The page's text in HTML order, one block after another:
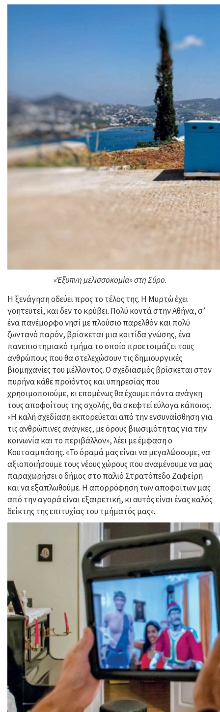
«Έξυπνη μελισσοκομία» στη Σύρο.
Η ξενάγηση οδεύει προς το τέλος της. Η Μυρτώ έχει
γοητευτεί, και δεν το κρύβει. Πολύ κοντά στην Αθήνα, σ’
ένα πανέμορφο νησί με πλούσιο παρελθόν και πολύ
ζωντανό παρόν, βρίσκεται μια κοιτίδα γνώσης, ένα
πανεπιστημιακό τμήμα το οποίο προετοιμάζει τους
ανθρώπους που θα στελεχώσουν τις δημιουργικές
βιομηχανίες του μέλλοντος. Ο σχεδιασμός βρίσκεται στον
πυρήνα κάθε προϊόντος και υπηρεσίας που
χρησιμοποιούμε, κι επομένως θα έχουμε πάντα ανάγκη
τους αποφοίτους της σχολής, θα σκεφτεί εύλογα κάποιος.
«Η καλή σχεδίαση εκπορεύεται από την ενσυναίσθηση για
τις ανθρώπινες ανάγκες, με όρους βιωσιμότητας για την
κοινωνία και το περιβάλλον», λέει με έμφαση ο
Κουτσαμπάσης. «Το όραμά μας είναι να μεγαλώσουμε, να
αξιοποιήσουμε τους νέους χώρους που αναμένουμε να μας
παραχωρήσει ο δήμος στο παλιό Στρατόπεδο Ζαφείρη
και να εξαπλωθούμε. Η απορρόφηση των αποφοίτων μας
από την αγορά είναι εξαιρετική, κι αυτός είναι ένας καλός
δείκτης της επιτυχίας του τμήματός μας».